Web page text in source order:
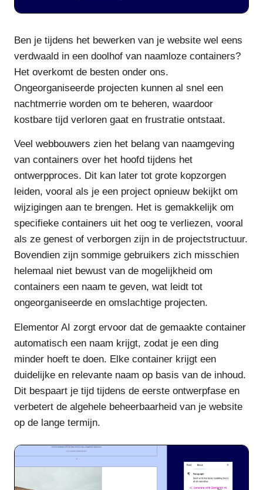
Ben je tijdens het bewerken van je website wel eens
verdwaald in een doolhof van naamloze containers?
Het overkomt de besten onder ons.
Ongeorganiseerde projecten kunnen al snel een
nachtmerrie worden om te beheren, waardoor
kostbare tijd verloren gaat en frustratie ontstaat.
Veel webbouwers zien het belang van naamgeving
van containers over het hoofd tijdens het
ontwerpproces. Dit kan later tot grote kopzorgen
leiden, vooral als je een project opnieuw bekijkt om
wijzigingen aan te brengen. Het is gemakkelijk om
specifieke containers uit het oog te verliezen, vooral
als ze genest of verborgen zijn in de projectstructuur.
Bovendien zijn sommige gebruikers zich misschien
helemaal niet bewust van de mogelijkheid om
containers een naam te geven, wat leidt tot
ongeorganiseerde en omslachtige projecten.
Elementor AI zorgt ervoor dat de gemaakte container
automatisch een naam krijgt, zodat je een ding
minder hoeft te doen. Elke container krijgt een
duidelijke en relevante naam op basis van de inhoud.
Dit bespaart je tijd tijdens de eerste ontwerpfase en
verbetert de algehele beheerbaarheid van je website
op de lange termijn.